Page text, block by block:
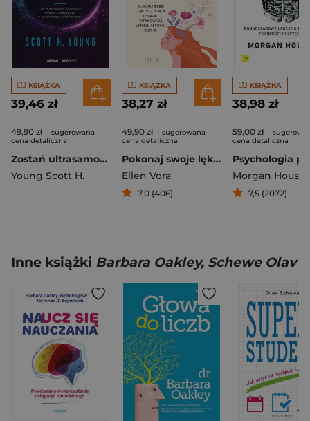
KSIĄŻKA
39,46 zł
49,90 zł - sugerowana
cena detaliczna
Zostań ultrasamoukiem. Jak mistrzowsko opanować twarde umiejętności w zadziwiająco krótkim czasie
Young Scott H.
KSIĄŻKA
38,27 zł
49,90 zł - sugerowana
cena detaliczna
Pokonaj swoje lęki i odzyskaj spokój
Ellen Vora
7,0 (406)
KSIĄŻKA
38,98 zł
59,00 zł -
cena detaliczna
Morgan Housel
7,5 (2072)
Inne książki Barbara Oakley, Schewe Olav